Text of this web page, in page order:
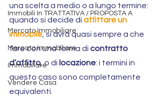
Immobili In TRATTATIVA / PROPOSTA A
Mercato Immobiliare
Mercato Immobiliare
Immobiliare
Vendere Casa
una scelta a medio o a lungo termine:
quando si decide di affittare un
immobile , si avrà quasi sempre a che
fare con una forma di contratto
d’affitto, o di locazione: i termini in
questo caso sono completamente
equivalenti.